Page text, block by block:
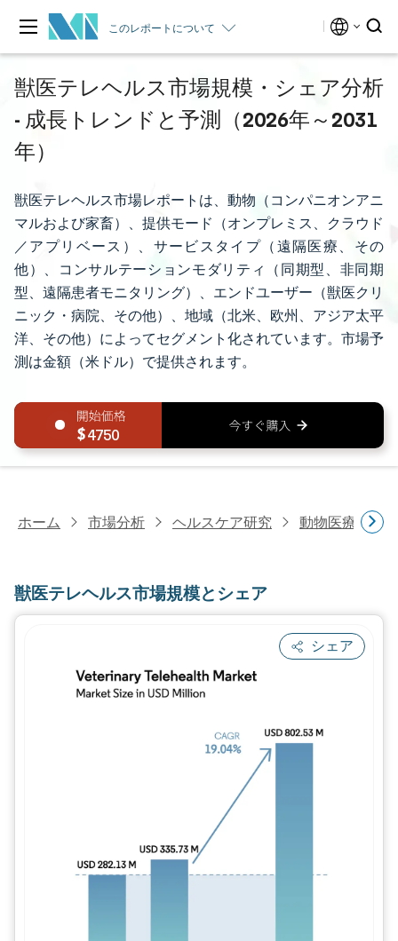
このレポートについて
獣医テレヘルス市場規模・シェア分析
- 成長トレンドと予測（2026年～2031
年）
獣医テレヘルス市場レポートは、動物（コンパニオンアニ
マルおよび家畜）、提供モード（オンプレミス、クラウド
／アプリベース）、サービスタイプ（遠隔医療、その
他）、コンサルテーションモダリティ（同期型、非同期
型、遠隔患者モニタリング）、エンドユーザー（獣医クリ
ニック・病院、その他）、地域（北米、欧州、アジア太平
洋、その他）によってセグメント化されています。市場予
測は金額（米ドル）で提供されます。
4750
ホーム 市場分析 ヘルスケア研究 動物医療研究
獣医テレヘルス市場規模とシェア
シェア
画像 © Mordor Intelligence。再利用には